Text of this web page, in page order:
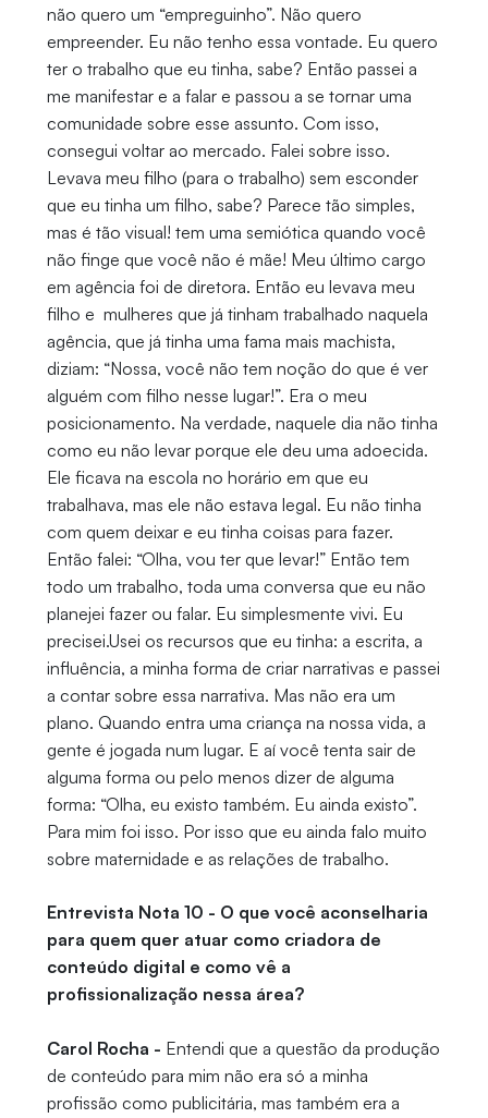
não quero um “empreguinho”. Não quero
empreender. Eu não tenho essa vontade. Eu quero
ter o trabalho que eu tinha, sabe? Então passei a
me manifestar e a falar e passou a se tornar uma
comunidade sobre esse assunto. Com isso,
consegui voltar ao mercado. Falei sobre isso.
Levava meu filho (para o trabalho) sem esconder
que eu tinha um filho, sabe? Parece tão simples,
mas é tão visual! tem uma semiótica quando você
não finge que você não é mãe! Meu último cargo
em agência foi de diretora. Então eu levava meu
filho e mulheres que já tinham trabalhado naquela
agência, que já tinha uma fama mais machista,
diziam: “Nossa, você não tem noção do que é ver
alguém com filho nesse lugar!”. Era o meu
posicionamento. Na verdade, naquele dia não tinha
como eu não levar porque ele deu uma adoecida.
Ele ficava na escola no horário em que eu
trabalhava, mas ele não estava legal. Eu não tinha
com quem deixar e eu tinha coisas para fazer.
Então falei: “Olha, vou ter que levar!” Então tem
todo um trabalho, toda uma conversa que eu não
planejei fazer ou falar. Eu simplesmente vivi. Eu
precisei.Usei os recursos que eu tinha: a escrita, a
influência, a minha forma de criar narrativas e passei
a contar sobre essa narrativa. Mas não era um
plano. Quando entra uma criança na nossa vida, a
gente é jogada num lugar. E aí você tenta sair de
alguma forma ou pelo menos dizer de alguma
forma: “Olha, eu existo também. Eu ainda existo”.
Para mim foi isso. Por isso que eu ainda falo muito
sobre maternidade e as relações de trabalho.
Entrevista Nota 10 - O que você aconselharia
para quem quer atuar como criadora de
conteúdo digital e como vê a
profissionalização nessa área?
Carol Rocha - Entendi que a questão da produção
de conteúdo para mim não era só a minha
profissão como publicitária, mas também era a